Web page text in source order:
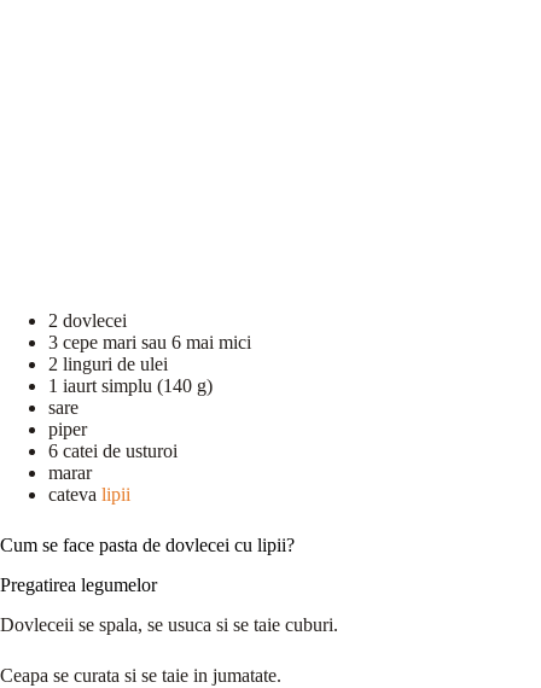
2 dovlecei
3 cepe mari sau 6 mai mici
2 linguri de ulei
1 iaurt simplu (140 g)
sare
piper
6 catei de usturoi
marar
cateva lipii
Cum se face pasta de dovlecei cu lipii?
Pregatirea legumelor
Dovleceii se spala, se usuca si se taie cuburi.
Ceapa se curata si se taie in jumatate.